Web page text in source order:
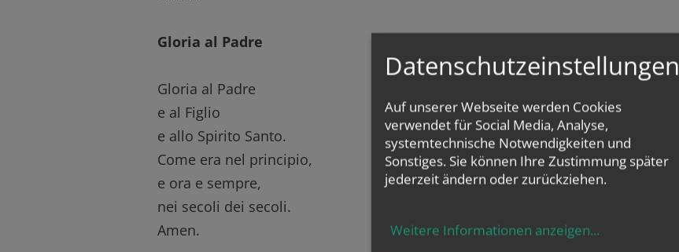
Gloria al Padre
Gloria al Padre
e al Figlio
e allo Spirito Santo.
Come era nel principio,
e ora e sempre,
nei secoli dei secoli.
Amen.
Datenschutzeinstellungen
Auf unserer Webseite werden Cookies
verwendet für Social Media, Analyse,
systemtechnische Notwendigkeiten und
Sonstiges. Sie können Ihre Zustimmung später
jederzeit ändern oder zurückziehen.
Weitere Informationen anzeigen...